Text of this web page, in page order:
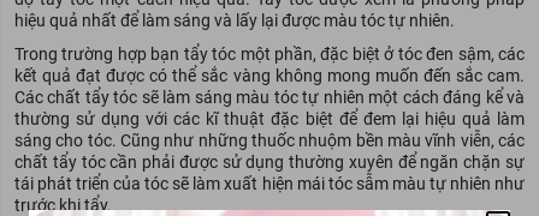
hiệu quả nhất để làm sáng và lấy lại được màu tóc tự nhiên.
Trong trường hợp bạn tẩy tóc một phần, đặc biệt ở tóc đen sậm, các
kết quả đạt được có thể sắc vàng không mong muốn đến sắc cam.
Các chất tẩy tóc sẽ làm sáng màu tóc tự nhiên một cách đáng kể và
thường sử dụng với các kĩ thuật đặc biệt để đem lại hiệu quả làm
sáng cho tóc. Cũng như những thuốc nhuộm bền màu vĩnh viễn, các
chất tẩy tóc cần phải được sử dụng thường xuyên để ngăn chặn sự
tái phát triển của tóc sẽ làm xuất hiện mái tóc sẫm màu tự nhiên như
trước khi tẩy.